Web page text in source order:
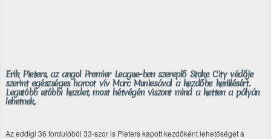
Erik Pieters, az angol Premier League-ben szereplő Stoke City védője
szerint egészséges harcot vív Marc Muniesával a kezdőbe kerülésért.
Legutóbb utóbbi kezdet, most hétvégén viszont mind a ketten a pályán
lehetnek.
Az eddigi 36 fordulóból 33-szor is Pieters kapott kezdőként lehetőséget a